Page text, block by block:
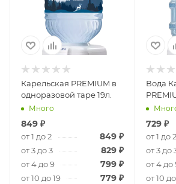
Карельская PREMIUM в
одноразовой таре 19л.
Много
849 ₽
от 1 до 2 849₽
от 3 до 3 829₽
от 4 до 9 799₽
от 10 до 19 779₽
Вода
729₽
от 1 до 2
от 3 до
от 4 до
от 10